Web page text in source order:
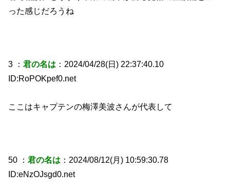
った感じだろうね
3 ：君の名は ：2024/04/28(日) 22:37:40.10
ID:RoPOKpef0.net
ここはキャプテンの梅澤美波さんが代表して
50 ：君の名は ：2024/08/12(月) 10:59:30.78
ID:eNzOJsgd0.net